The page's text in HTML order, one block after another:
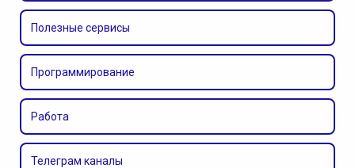
Полезные сервисы
Программирование
Работа
Телеграм каналы